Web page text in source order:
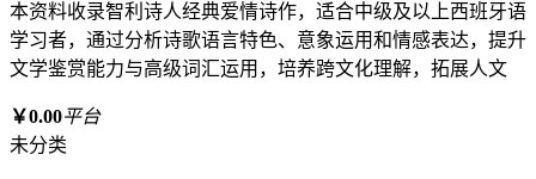
本资料收录智利诗人经典爱情诗作，适合中级及以上西班牙语
学习者，通过分析诗歌语言特色、意象运用和情感表达，提升
文学鉴赏能力与高级词汇运用，培养跨文化理解，拓展人文
￥0.00平台
未分类